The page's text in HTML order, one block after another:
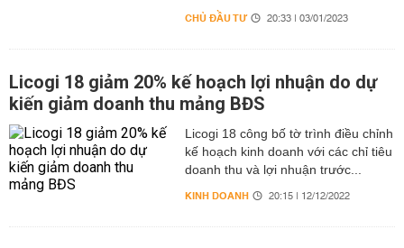
CHỦ ĐẦU TƯ 20:33 | 03/01/2023
Licogi 18 giảm 20% kế hoạch lợi nhuận do dự
kiến giảm doanh thu mảng BĐS
Licogi 18 công bố tờ trình điều chỉnh
kế hoạch kinh doanh với các chỉ tiêu
doanh thu và lợi nhuận trước...
KINH DOANH 20:15 | 12/12/2022